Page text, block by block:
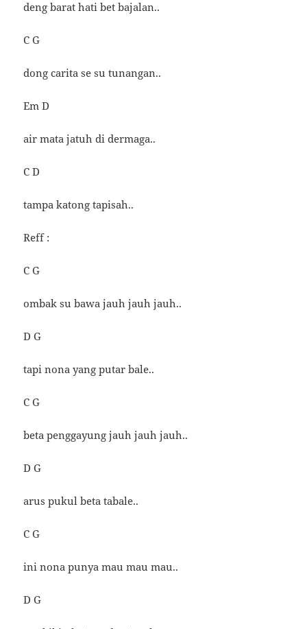
deng barat hati bet bajalan..
C G
dong carita se su tunangan..
Em D
air mata jatuh di dermaga..
C D
tampa katong tapisah..
Reff :
C G
ombak su bawa jauh jauh jauh..
D G
tapi nona yang putar bale..
C G
beta penggayung jauh jauh jauh..
D G
arus pukul beta tabale..
C G
ini nona punya mau mau mau..
D G